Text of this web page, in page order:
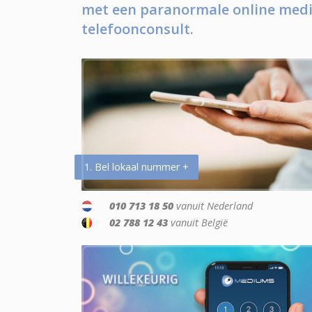
met een paranormale online
telefoonconsult.
1. Bel lokaal nummer +
010 713 18 50 vanuit Nederland
02 788 12 43 vanuit België